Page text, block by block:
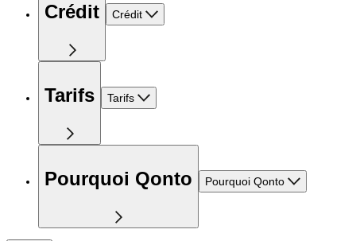
Crédit Crédit
Tarifs Tarifs
Pourquoi Qonto Pourquoi Qonto